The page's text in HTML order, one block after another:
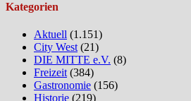
Kategorien
Aktuell (1.151)
City West(21)
DIE MITTE e.V. (8)
Freizeit(384)
Gastronomie (156)
Historie (219)